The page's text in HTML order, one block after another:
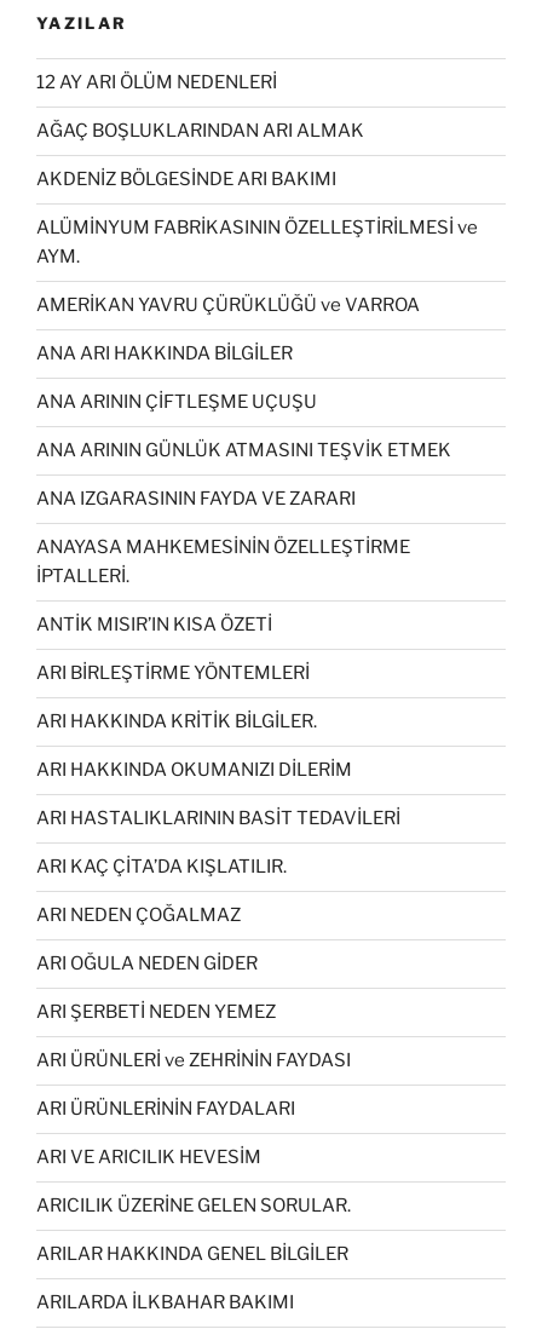
YAZILAR
12 AY ARI ÖLÜM NEDENLERİ
AĞAÇ BOŞLUKLARINDAN ARI ALMAK
AKDENİZ BÖLGESİNDE ARI BAKIMI
ALÜMİNYUM FABRİKASININ ÖZELLEŞTİRİLMESİ ve
AYM.
AMERİKAN YAVRU ÇÜRÜKLÜĞÜ ve VARROA
ANA ARI HAKKINDA BİLGİLER
ANA ARININ ÇİFTLEŞME UÇUŞU
ANA ARININ GÜNLÜK ATMASINI TEŞVİK ETMEK
ANA IZGARASININ FAYDA VE ZARARI
ANAYASA MAHKEMESİNİN ÖZELLEŞTİRME
İPTALLERİ.
ANTİK MISIR’IN KISA ÖZETİ
ARI BİRLEŞTİRME YÖNTEMLERİ
ARI HAKKINDA KRİTİK BİLGİLER.
ARI HAKKINDA OKUMANIZI DİLERİM
ARI HASTALIKLARININ BASİT TEDAVİLERİ
ARI KAÇ ÇİTA’DA KIŞLATILIR.
ARI NEDEN ÇOĞALMAZ
ARI OĞULA NEDEN GİDER
ARI ŞERBETİ NEDEN YEMEZ
ARI ÜRÜNLERİ ve ZEHRİNİN FAYDASI
ARI ÜRÜNLERİNİN FAYDALARI
ARI VE ARICILIK HEVESİM
ARICILIK ÜZERİNE GELEN SORULAR.
ARILAR HAKKINDA GENEL BİLGİLER
ARILARDA İLKBAHAR BAKIMI